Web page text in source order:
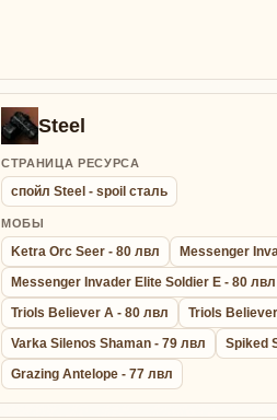
Steel
СТРАНИЦА РЕСУРСА
спойл Steel - spoil сталь
МОБЫ
Ketra Orc Seer - 80 лвл
Messenger
Messenger Invader Elite Soldier E - 80 лвл
Triols Believer A - 80 лвл
Triols
Varka Silenos Shaman - 79 лвл
Spiked
Grazing Antelope - 77 лвл